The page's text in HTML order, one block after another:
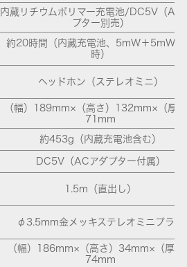
内蔵リチウムポリマー充電池/DC5V（AC
プター別売）
約20時間（内蔵充電池、5mW＋5mW出
時）
ヘッドホン（ステレオミニ）
（幅）189mm×（高さ）132mm×（厚
71mm
約453g（内蔵充電池含む）
DC5V（ACアダプター付属）
1.5m（直出し）
φ3.5mm金メッキステレオミニプラグ
（幅）186mm×（高さ）34mm×（厚さ
74mm